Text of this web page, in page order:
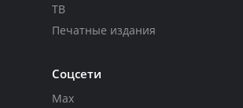
ТВ
Печатные издания
Соцсети
Max